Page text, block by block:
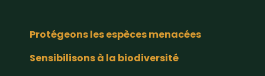
Protégeons les espèces menacées
Sensibilisons à la biodiversité